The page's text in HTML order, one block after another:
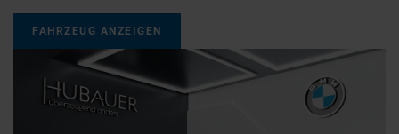
FAHRZEUG ANZEIGEN